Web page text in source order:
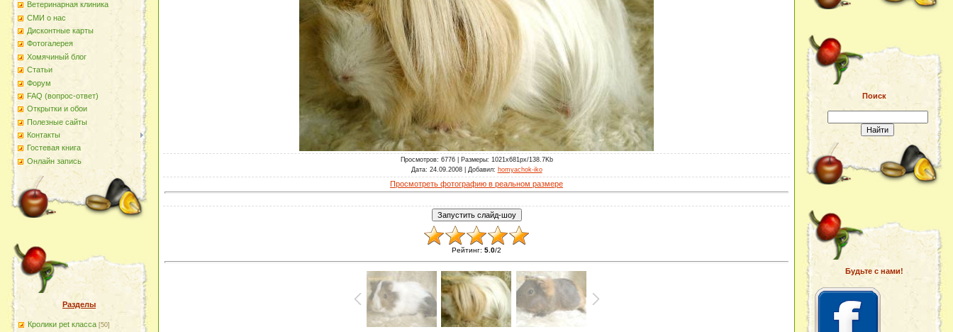
Ветеринарная клиника
СМИ о нас
Дисконтные карты
Фотогалерея
Хомячиный блог
Статьи
Форум
FAQ (вопрос-ответ)
Открытки и обои
Полезные сайты
Контакты
Гостевая книга
Онлайн запись
Разделы
Кролики pet класса [50]
Просмотров: 6776 | Размеры: 1021x681px/138.7Kb
Дата: 24.09.2008 | Добавил: homyachok-iko
Просмотреть фотографию в реальном размере
Рейтинг: 5.0/2
Поиск
Будьте с нами!